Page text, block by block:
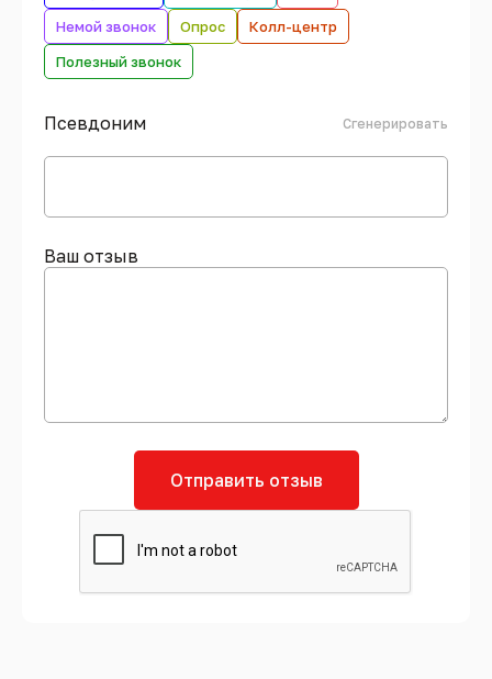
Немой звонок
Опрос
Колл-центр
Полезный звонок
Псевдоним Сгенерировать
Ваш отзыв
Отправить отзыв